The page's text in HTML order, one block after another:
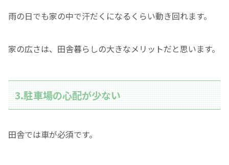
雨の日でも家の中で汗だくになるくらい動き回れます。
家の広さは、田舎暮らしの大きなメリットだと思います。
3.駐車場の心配が少ない
田舎では車が必須です。